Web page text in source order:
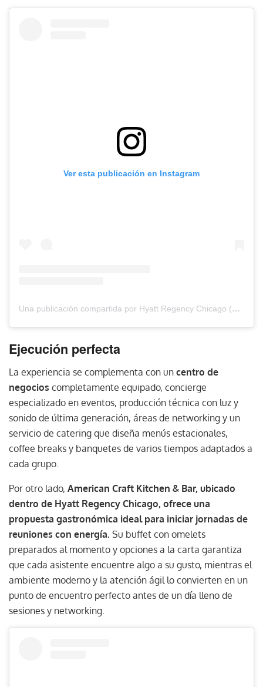
Ver esta publicación en Instagram
Una publicación compartida por Hyatt Regency Chicago (@hyattchicago)
Ejecución perfecta
La experiencia se complementa con un centro de
negocios completamente equipado, concierge
especializado en eventos, producción técnica con luz y
sonido de última generación, áreas de networking y un
servicio de catering que diseña menús estacionales,
coffee breaks y banquetes de varios tiempos adaptados a
cada grupo.
Por otro lado, American Craft Kitchen & Bar, ubicado
dentro de Hyatt Regency Chicago, ofrece una
propuesta gastronómica ideal para iniciar jornadas de
reuniones con energía. Su buffet con omelets
preparados al momento y opciones a la carta garantiza
que cada asistente encuentre algo a su gusto, mientras el
ambiente moderno y la atención ágil lo convierten en un
punto de encuentro perfecto antes de un día lleno de
sesiones y networking.